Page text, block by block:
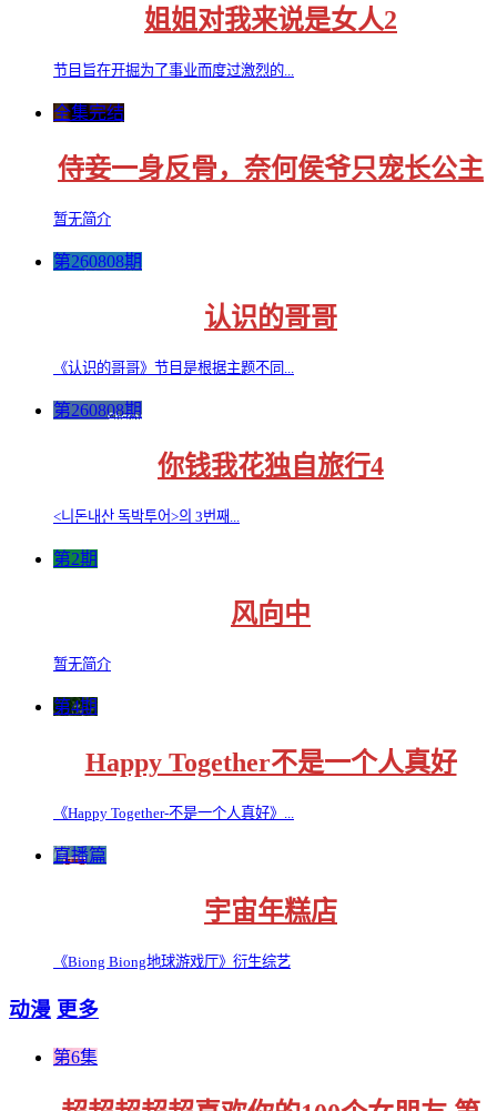
姐姐对我来说是女人2
节目旨在开掘为了事业而度过激烈的...
全集完结
侍妾一身反骨，奈何侯爷只宠长公主
暂无简介
第260808期
认识的哥哥
《认识的哥哥》节目是根据主题不同...
第260808期
你钱我花独自旅行4
<니돈내산 독박투어>의 3번째...
第2期
风向中
暂无简介
第4期
Happy Together不是一个人真好
《Happy Together-不是一个人真好》...
直播篇
宇宙年糕店
《Biong Biong地球游戏厅》衍生综艺
动漫 更多
第6集